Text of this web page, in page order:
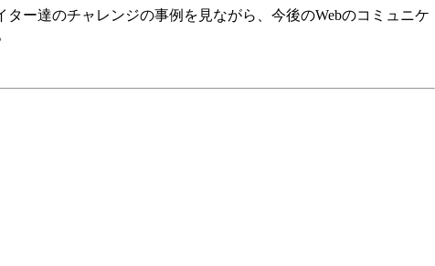
ー達のチャレンジの事例を見ながら、今後のWebのコミュニケ